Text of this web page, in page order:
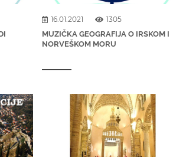
16.01.2021
1305
MUZIČKA GEOGRAFIJA O IRSKOM I
NORVEŠKOM MORU